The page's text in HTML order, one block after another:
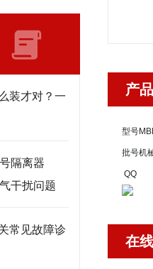
装才对？一
隔离器
干扰问题
常见故障诊
产
型号
批号机
QQ
在